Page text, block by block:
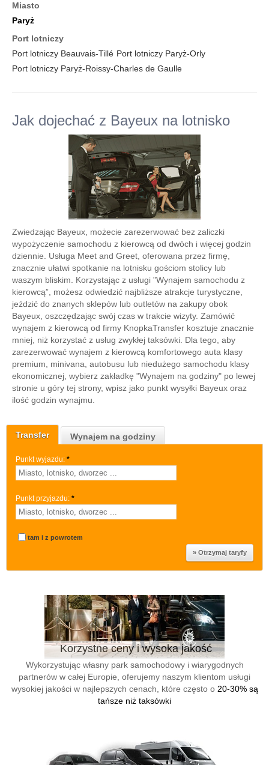
Transfer Wynajem na godziny
Punkt wyjazdu: *
Punkt przyjazdu: *
tam i z powrotem
Korzystne ceny i wysoka jakość
Wykorzystując własny park samochodowy i wiarygodnych
partnerów w całej Europie, oferujemy naszym klientom usługi
wysokiej jakości w najlepszych cenach, które często o 20-30% są
tańsze niż taksówki
Miasto
Paryż
Port lotniczy
Port lotniczy Beauvais-Tillé Port lotniczy Paryż-Orly
Port lotniczy Paryż-Roissy-Charles de Gaulle
Jak dojechać z Bayeux na lotnisko
Zwiedzając Bayeux, możecie zarezerwować bez zaliczki
wypożyczenie samochodu z kierowcą od dwóch i więcej godzin
dziennie. Usługa Meet and Greet, oferowana przez firmę,
znacznie ułatwi spotkanie na lotnisku gościom stolicy lub
waszym bliskim. Korzystając z usługi "Wynajem samochodu z
kierowcą”, możesz odwiedzić najbliższe atrakcje turystyczne,
jeździć do znanych sklepów lub outletów na zakupy obok
Bayeux, oszczędzając swój czas w trakcie wizyty. Zamówić
wynajem z kierowcą od firmy KnopkaTransfer kosztuje znacznie
mniej, niż korzystać z usług zwykłej taksówki. Dla tego, aby
zarezerwować wynajem z kierowcą komfortowego auta klasy
premium, minivana, autobusu lub niedużego samochodu klasy
ekonomicznej, wybierz zakładkę "Wynajem na godziny" po lewej
stronie u góry tej strony, wpisz jako punkt wysyłki Bayeux oraz
ilość godzin wynajmu.